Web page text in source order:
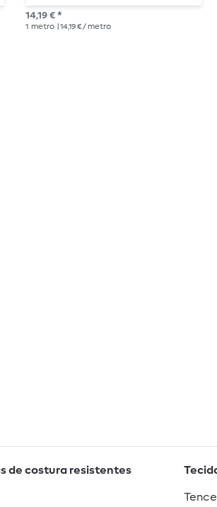
Lavender
14,19 € *
1 metro | 14,19 € / metro
de costura resistentes